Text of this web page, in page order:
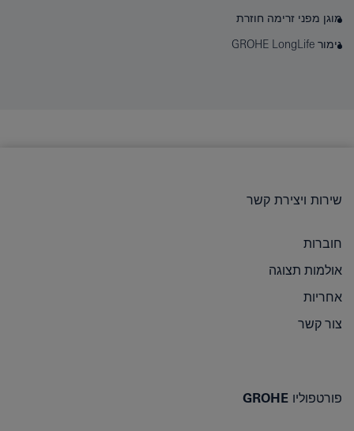
מוגן מפני זרימה חוזרת
גימור GROHE LongLife
שירות ויצירת קשר
חוברות
אולמות תצוגה
אחריות
צור קשר
פורטפוליו GROHE